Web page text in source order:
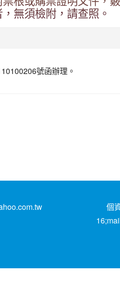
無須檢附，請查照。
號函辦理。
個